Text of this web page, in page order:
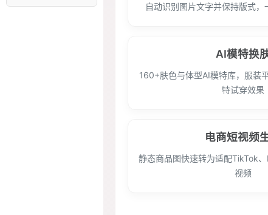
自动识别图片文字并保持版式
AI模特换
160+肤色与体型AI模特库，服装
特试穿效果
电商短视频
静态商品图快速转为适配TikTok
视频